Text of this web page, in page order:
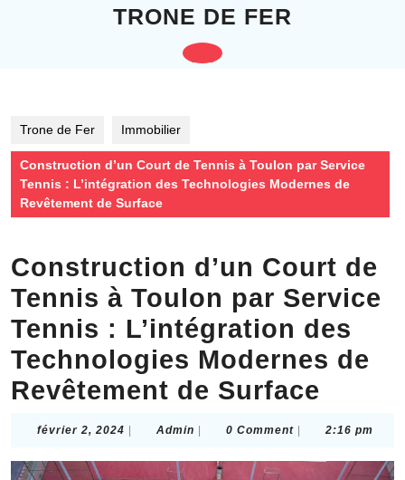
TRONE DE FER
Open
Trone de Fer Immobilier
Construction d’un Court de Tennis à Toulon par Service
Tennis : L’intégration des Technologies Modernes de
Revêtement de Surface
Construction d’un Court de
Tennis à Toulon par Service
Tennis : L’intégration des
Technologies Modernes de
Revêtement de Surface
février 2, 2024 février
2024
Admin Admin0 Comment 2:16 pm